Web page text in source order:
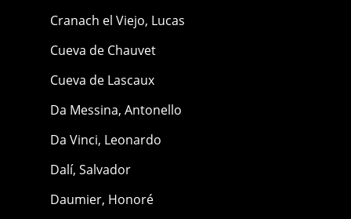
Cranach el Viejo, Lucas
Cueva de Chauvet
Cueva de Lascaux
Da Messina, Antonello
Da Vinci, Leonardo
Dalí, Salvador
Daumier, Honoré